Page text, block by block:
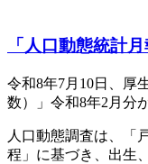
「人口動態統計
令和8年7月10日、厚
数）」令和8年2月分
人口動態調査は、「
程」に基づき、出生